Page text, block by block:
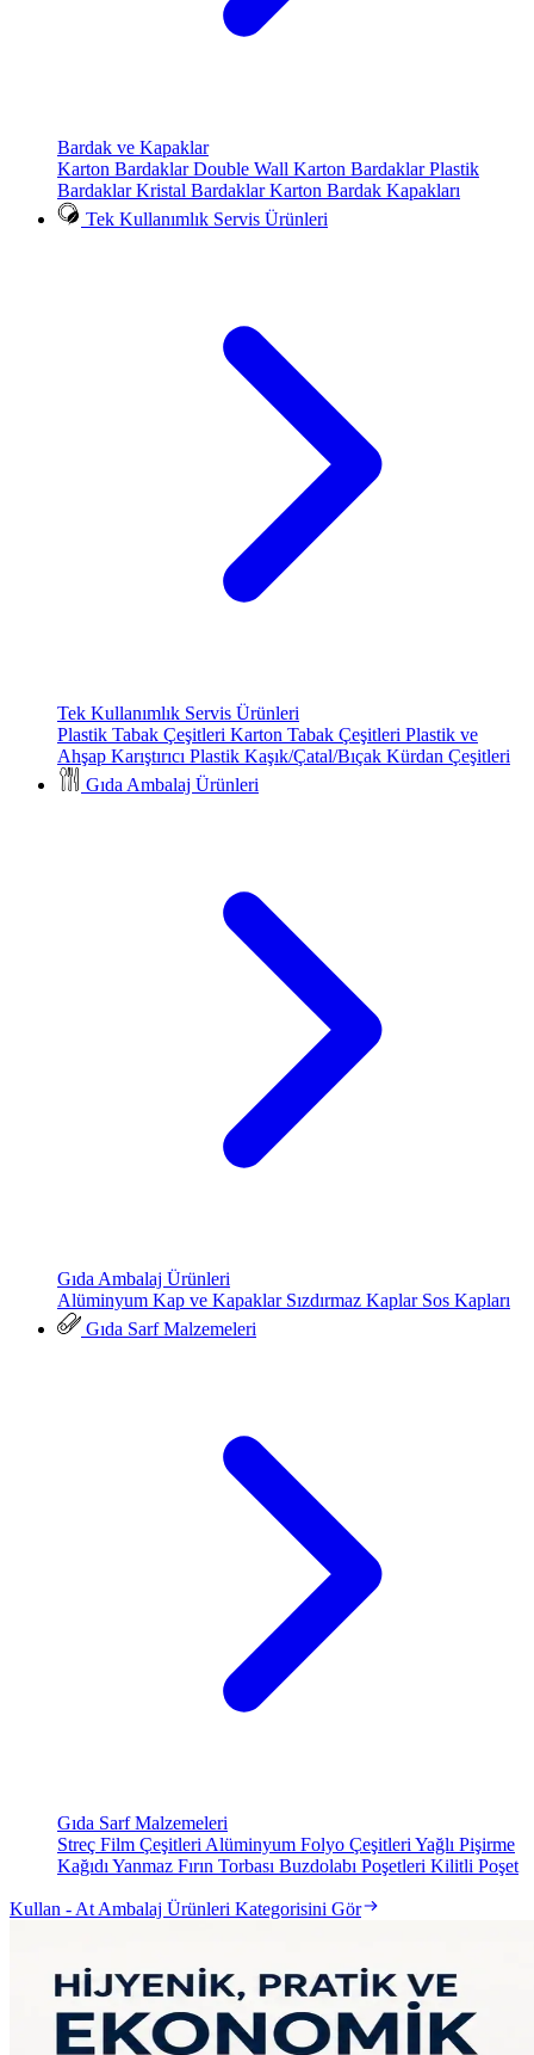
Bardak ve Kapaklar
Karton BardaklarDouble Wall Karton BardaklarPlastik
BardaklarKristal BardaklarKarton Bardak Kapakları
Tek Kullanımlık Servis Ürünleri
Tek Kullanımlık Servis Ürünleri
Plastik Tabak Çeşitleri Karton Tabak Çeşitleri Plastik ve
Ahşap Karıştırıcı Plastik Kaşık/Çatal/Bıçak Kürdan Çeşitleri
Gıda Ambalaj Ürünleri
Gıda Ambalaj Ürünleri
Alüminyum Kap ve Kapaklar Sızdırmaz Kaplar Sos Kapları
Gıda Sarf Malzemeleri
Gıda Sarf Malzemeleri
Streç Film Çeşitleri Alüminyum Folyo Çeşitleri Yağlı Pişirme
Kağıdı Yanmaz Fırın Torbası Buzdolabı Poşetleri Kilitli Poşet
Kullan - At Ambalaj Ürünleri Kategorisini Gör